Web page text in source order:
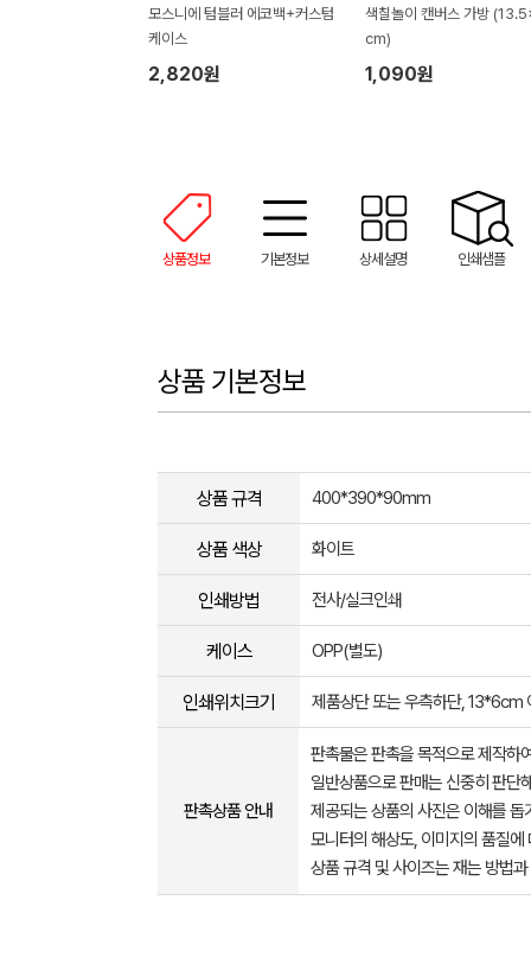
모스니에 텀블러 에코백+커스텀
케이스
2,820원
색칠놀이 캔버스 가방
cm)
1,090원
상품정보 기본정보 상세설명 인쇄샘플
상품 기본정보
상품 규격 400*390*90mm
상품 색상 화이트
인쇄방법 전사/실크인쇄
케이스 OPP(별도)
인쇄위치크기 제품상단 또는 우측하단, 13*6cm
판촉상품 안내
판촉물은 판촉을 목적으로 제작하
일반상품으로 판매는 신중히 판단
제공되는 상품의 사진은 이해를
모니터의 해상도, 이미지의 품질
상품 규격 및 사이즈는 재는 방법